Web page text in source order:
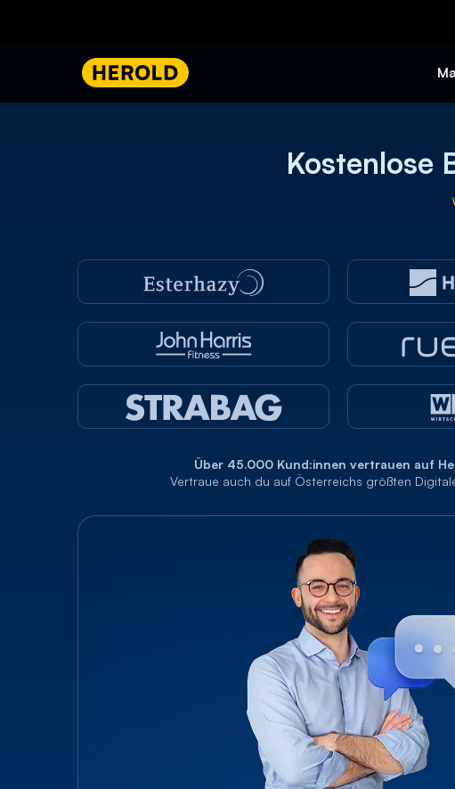
Kostenlose
Über 45.000 Kund:innen vertrauen auf
Vertraue auch du auf Österreichs größten